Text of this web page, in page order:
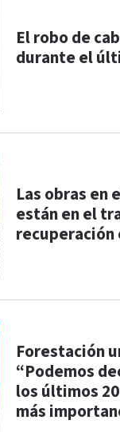
El robo de
durante el
Las obras en
están en el
recuperación
Forestación
“Podemos
los últimos
más